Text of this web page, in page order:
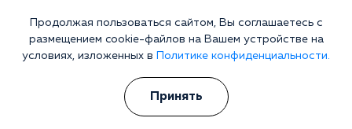
Политика конфиденциальности
Согласие на обработку персональных данных
«Напоминаем, что сайт https://narkologiya24.clinic против распространения,
продажи и приема психоактивных веществ. Незаконное производство,
пропаганда и сбыт наркотических средств или их аналогов карается в
соответствии с законом 228.1 УКРФ и КоАП РФ Статья 6.13. Материалы,
Продолжая пользоваться сайтом, Вы соглашаетесь с
размещением cookie-файлов на Вашем устройстве на
условиях, изложенных в
Политике конфиденциальности.
Принять